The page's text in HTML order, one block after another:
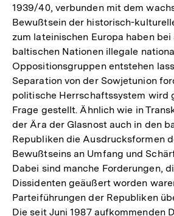
1939/40, verbunden mit dem
Bewußtsein der historisch-
zum lateinischen Europa haben bei
baltischen Nationen illegale
Oppositionsgruppen entstehen
Separation von der Sowjetunion
politische Herrschaftssystem wird
Frage gestellt. Ähnlich wie in
der Ära der Glasnost auch in den
Republiken die Ausdrucksformen
Bewußtseins an Umfang und
Dabei sind manche Forderungen,
Dissidenten geäußert worden
Parteiführungen der Republiken
Die seit Juni 1987 aufkommenden